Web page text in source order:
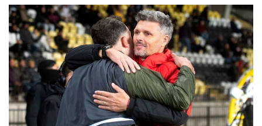
TELESERIES
NTV
ACTUALIDAD Y TENDENCIAS
CORPORATIVO Y TRANSPARENCIA